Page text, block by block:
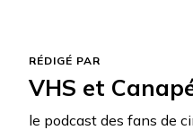
RÉDIGÉ PAR
VHS et
le podcast des fans de